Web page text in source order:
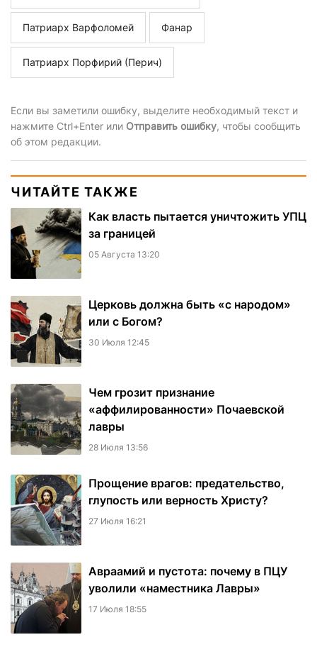
Патриарх Варфоломей Фанар
Патриарх Порфирий (Перич)
Если вы заметили ошибку, выделите необходимый текст и
нажмите Ctrl+Enter или Отправить ошибку, чтобы сообщить
об этом редакции.
ЧИТАЙТЕ ТАКЖЕ
Как власть пытается уничтожить УПЦ
за границей
05 Августа 13:20
Церковь должна быть «с народом»
или с Богом?
30 Июля 12:45
Чем грозит признание
«аффилированности» Почаевской
лавры
28 Июля 13:56
Прощение врагов: предательство,
глупость или верность Христу?
27 Июля 16:21
Авраамий и пустота: почему в ПЦУ
уволили «наместника Лавры»
17 Июля 18:55